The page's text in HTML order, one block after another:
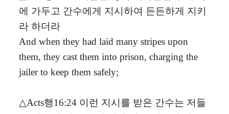
에 가두고 간수에게 지시하여 든든하게 지키
라 하더라
And when they had laid many stripes upon
them, they cast them into prison, charging the
jailer to keep them safely;
△Acts행16:24 이런 지시를 받은 간수는 저들